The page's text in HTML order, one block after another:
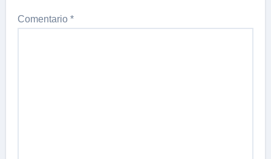
Comentario*